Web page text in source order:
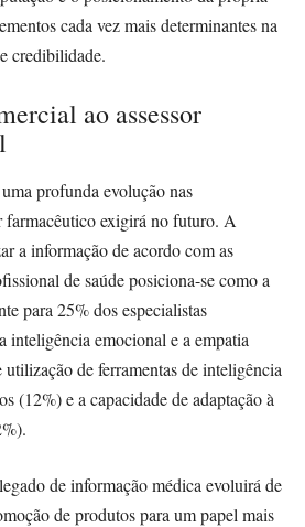
cada vez mais determinantes na
credibilidade.
ao assessor
profunda evolução nas
farmacêutico exigirá no futuro. A
a informação de acordo com as
de saúde posiciona-se como a
para 25% dos especialistas
inteligência emocional e a empatia
de ferramentas de inteligência
(12%) e a capacidade de adaptação à
de informação médica evoluirá de
de produtos para um papel mais